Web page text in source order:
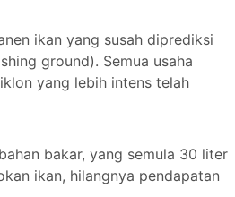
ikan yang susah diprediksi
ground). Semua usaha
yang lebih intens telah
bakar, yang semula 30 liter
ikan, hilangnya pendapatan